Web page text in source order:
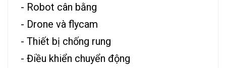
- Robot cân bằng
- Drone và flycam
- Thiết bị chống rung
- Điều khiển chuyển động